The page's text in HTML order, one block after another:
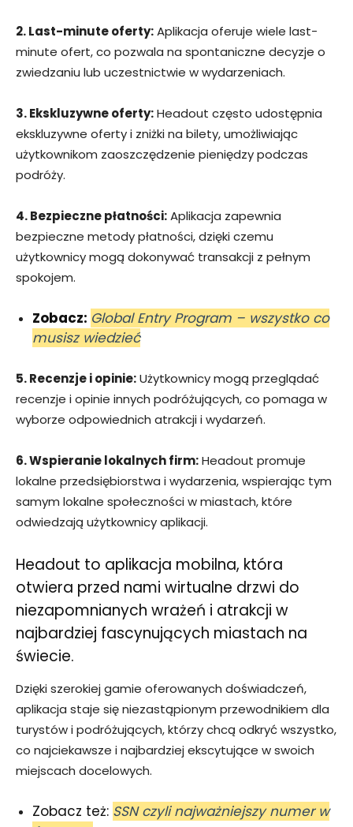
2. Last-minute oferty:Aplikacja oferuje wiele last-
minute ofert, co pozwala na spontaniczne decyzje o
zwiedzaniu lub uczestnictwie w wydarzeniach.
3. Ekskluzywne oferty:Headout często udostępnia
ekskluzywne oferty i zniżki na bilety, umożliwiając
użytkownikom zaoszczędzenie pieniędzy podczas
podróży.
4. Bezpieczne płatności:Aplikacja zapewnia
bezpieczne metody płatności, dzięki czemu
użytkownicy mogą dokonywać transakcji z pełnym
spokojem.
Zobacz: Global Entry Program – wszystko co
musisz wiedzieć
5. Recenzje i opinie:Użytkownicy mogą przeglądać
recenzje i opinie innych podróżujących, co pomaga w
wyborze odpowiednich atrakcji i wydarzeń.
6. Wspieranie lokalnych firm:Headout promuje
lokalne przedsiębiorstwa i wydarzenia, wspierając tym
samym lokalne społeczności w miastach, które
odwiedzają użytkownicy aplikacji.
Headout to aplikacja mobilna, która
otwiera przed nami wirtualne drzwi do
niezapomnianych wrażeń i atrakcji w
najbardziej fascynujących miastach na
świecie.
Dzięki szerokiej gamie oferowanych doświadczeń,
aplikacja staje się niezastąpionym przewodnikiem dla
turystów i podróżujących, którzy chcą odkryć wszystko,
co najciekawsze i najbardziej ekscytujące w swoich
miejscach docelowych.
Zobacz też: SSN czyli najważniejszy numer w